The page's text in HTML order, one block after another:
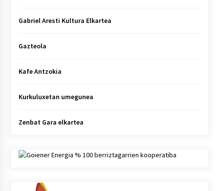
Gabriel Aresti Kultura Elkartea
Gazteola
Kafe Antzokia
Kurkuluxetan umegunea
Zenbat Gara elkartea